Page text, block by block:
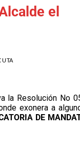
el
la Resolución No
exonera a
DE